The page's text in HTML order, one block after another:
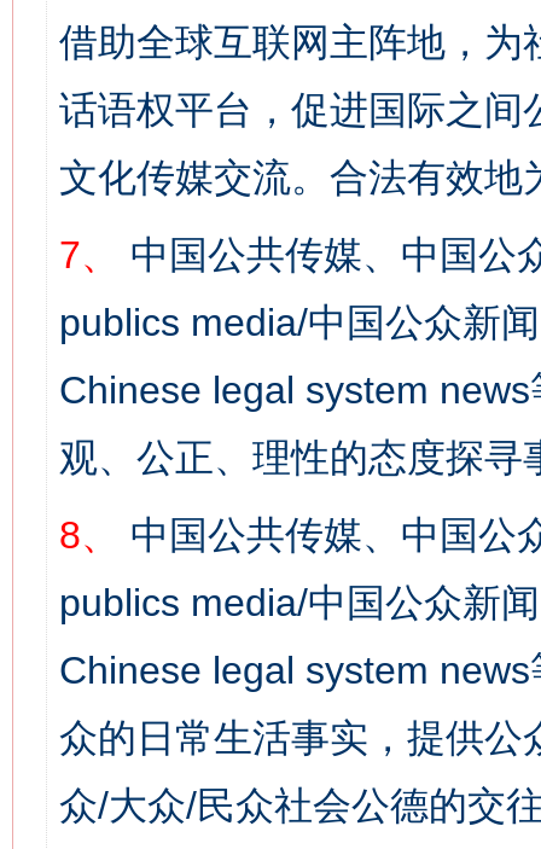
借助全球互联网主阵地，
话语权平台，促进国际之
文化传媒交流。合法有效地
7、
中国公共传媒、中国公
publics media/中国公众新
Chinese legal system
观、公正、理性的态度探寻
8、
中国公共传媒、中国公
publics media/中国公众新
Chinese legal system
众的日常生活事实，提供
众/大众/民众社会公德的交